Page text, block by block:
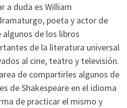
a duda es William
poeta y actor de
de los libros
de la literatura universal
al cine, teatro y televisión.
de compartirles algunos de
de Shakespeare en el idioma
de practicar el mismo y